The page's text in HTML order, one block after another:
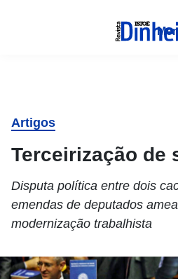
Artigos
Terceirização de
Disputa política entre dois
emendas de deputados
modernização trabalhista